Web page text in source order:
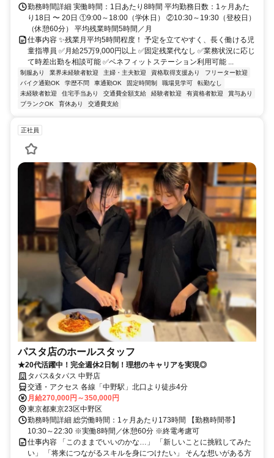
勤務時間詳細 実働時間：1日あたり8時間 平均勤務日数：1ヶ月あた
り18日 〜 20日 ①9:00～18:00（学休日） ②10:30～19:30（登校日）
（休憩60分） 平均残業時間5時間／月
仕事内容 ✨残業月平均5時間程度！ 予定を立てやすく、長く働ける児
童指導員 ✅月給25万9,000円以上 ✅固定残業代なし ✅業務状況に応じ
て時差出勤を相談可能 ✅ベネフィットステーション利用可能 ...
制服あり 業界未経験者歓迎 主婦・主夫歓迎 資格取得支援あり
フリーター歓迎
バイク通勤OK
学歴不問 車通勤OK 固定時間制 職場見学可
転勤なし
未経験者歓迎
住宅手当あり 交通費全額支給 経験者歓迎 有資格者歓迎
賞与あり
ブランクOK
育休あり 交通費支給
正社員
パスタ店のホールスタッフ
★20代活躍中！完全週休2日制！理想のキャリアを実現◎
タパス&タパス 中野店
交通・アクセス 各線「中野駅」北口より徒歩4分
月給270,000円～350,000円
東京都東京23区中野区
勤務時間詳細 総労働時間：1ヶ月あたり173時間 【勤務時間帯】
10:30～22:30 ※実働8時間／休憩60分 ※終電考慮可
仕事内容 「このままでいいのかな…」 「新しいことに挑戦してみた
い」 「将来につながるスキルを身につけたい」 そんな想いがある方